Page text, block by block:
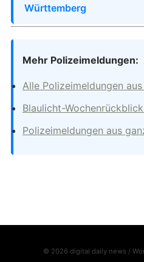
Württemberg
Mehr Polizeimeldungen:
Alle Polizeimeldungen
Blaulicht-
Polizeimeldungen aus
© 2026 digital daily news /